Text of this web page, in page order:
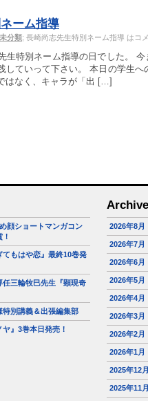
ーム指導
未分類; 長崎尚志先生特別ネーム指導 は コ
生特別ネーム指導の日でした。
していって下さい。 本日の学生へ
はなく、キャラが「出 […]
顔ショートマンガコン
もはや恋』最終10巻発
任三輪牧巳先生『顕現奇
特別講義＆出張編集部
』3巻本日発売！
2026年8月
2026年7月
2026年6月
2026年5月
2026年4月
2026年3月
2026年2月
2026年1月
2025年12月
2025年11月